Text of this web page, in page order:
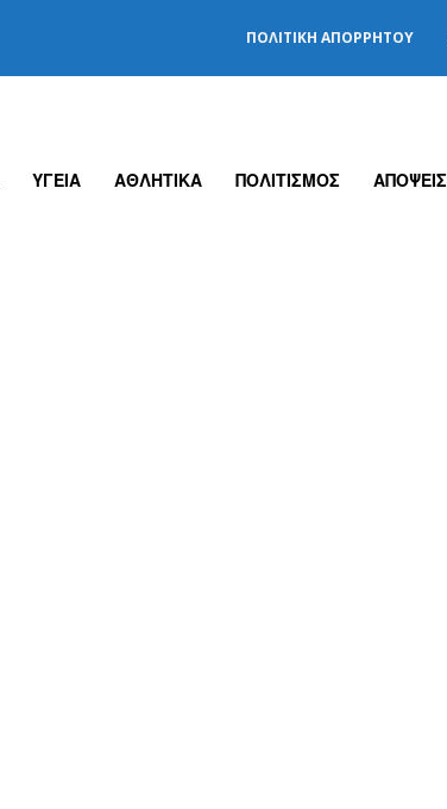
ΠΟΛΙΤΙΚΉ ΑΠΟΡΡΉΤΟΥ
ΥΓΕΙΑ ΑΘΛΗΤΙΚΑ ΠΟΛΙΤΙΣΜΟΣ ΑΠΟΨΕΙΣ